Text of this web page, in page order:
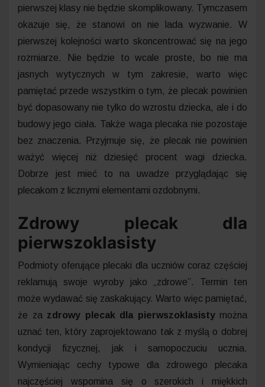
pierwszej klasy nie będzie skomplikowany. Tymczasem
okazuje się, że stanowi on nie lada wyzwanie. W
pierwszej kolejności warto skoncentrować się na jego
rozmiarze. Nie będzie to wcale proste, bo nie ma
jasnych wytycznych w tym zakresie, warto więc
pamiętać przede wszystkim o tym, że plecak powinien
być dopasowany nie tylko do wzrostu dziecka, ale i do
budowy jego ciała. Także waga plecaka nie pozostaje
bez znaczenia. Przyjmuje się, że plecak nie powinien
ważyć więcej niż dziesięć procent wagi dziecka.
Dobrze jest mieć to na uwadze przyglądając się
plecakom z licznymi elementami ozdobnymi.
Zdrowy plecak dla
pierwszoklasisty
Podmioty oferujące plecaki dla uczniów coraz częściej
reklamują swoje wyroby jako „zdrowe”. Termin ten
może wydawać się zaskakujący. Warto więc pamiętać,
że za zdrowy plecak dla pierwszoklasistymożna
uznać ten, który zaprojektowano tak z myślą o dobrej
kondycji fizycznej, jak i samopoczuciu ucznia.
Wymieniając cechy typowe dla zdrowego plecaka
najczęściej wspomina się o szerokich i miękkich